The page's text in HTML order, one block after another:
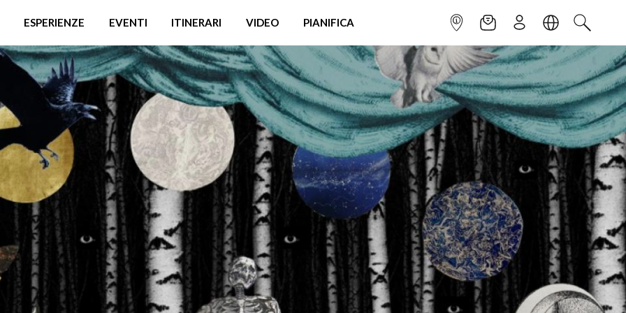
ESPERIENZE EVENTI ITINERARI VIDEO PIANIFICA INFOPOINTNEWSLETTER
ISCRIVITILINGUACERCA